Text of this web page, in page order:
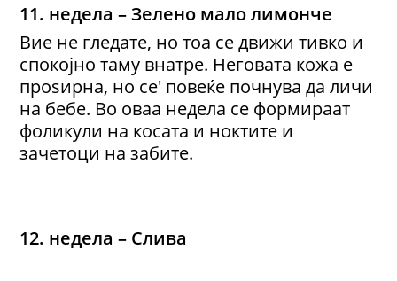
11. недела – Зелено мало лимонче
Вие не гледате, но тоа се движи тивко и
спокојно таму внатре. Неговата кожа е
проѕирна, но се' повеќе почнува да личи
на бебе. Во оваа недела се формираат
фоликули на косата и ноктите и
зачетоци на забите.
12. недела – Слива